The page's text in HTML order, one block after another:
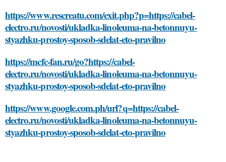
https://www.rescreatu.com/exit.php?p=https://cabel-
electro.ru/novosti/ukladka-linoleuma-na-betonnuyu-
styazhku-prostoy-sposob-sdelat-eto-pravilno
https://mcfc-fan.ru/go?https://cabel-
electro.ru/novosti/ukladka-linoleuma-na-betonnuyu-
styazhku-prostoy-sposob-sdelat-eto-pravilno
https://www.google.com.ph/url?q=https://cabel-
electro.ru/novosti/ukladka-linoleuma-na-betonnuyu-
styazhku-prostoy-sposob-sdelat-eto-pravilno